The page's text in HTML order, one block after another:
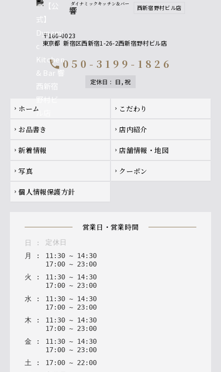
・黒丸 黒（芋）
・山紫水明（麦）
※ロック、水割り、ソーダ割り、お湯割り
ノンアルコール
・ウーロン茶
・グレープフルーツジュース
・オレンジジュース
・オールフリー（ノンアルコールビールテイスト
ダイナミックキッチン＆バー
響 西新宿野村ビル店
〒160-0023
東京都 新宿区西新宿1-26-2西新宿野村ビル店
call 050-3199-1826
定休日 : 日, 祝
Footer navigation
chevron_right ホーム chevron_right こだわり
chevron_right お品書き chevron_right 店内紹介
chevron_right 新着情報 chevron_right 店舗情報・地図
chevron_right 写真 chevron_right クーポン
chevron_right 個人情報保護方針
営業日・営業時間
日 :
定休日
月
: 11: 30 ~ 14: 30
17: 00 ~ 23: 00
火
: 11: 30 ~ 14: 30
17: 00 ~ 23: 00
水 : 11 : 30 ~ 14: 30
17: 00 ~ 23: 00
木 : 11 : 30 ~ 14: 30
17: 00 ~ 23: 00
金 : 11 : 30 ~ 14: 30
17: 00 ~ 23: 00
土 : 17: 00 ~ 22 : 00